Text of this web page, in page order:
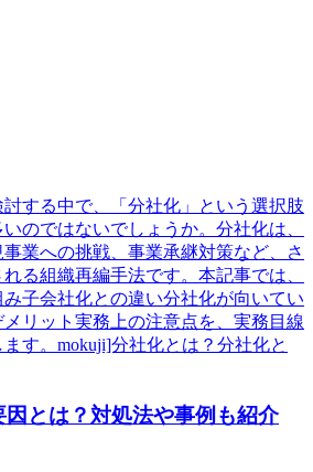
する中で、「分社化」という選択肢
のではないでしょうか。分社化は、
業への挑戦、事業承継対策など、さ
る組織再編手法です。本記事では、
子会社化との違い分社化が向いてい
リット実務上の注意点を、実務目線
す。mokuji]分社化とは？分社化と
とは？対処法や事例も紹介